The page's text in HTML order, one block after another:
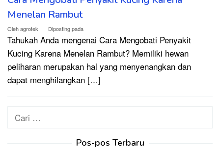
Menelan Rambut
Olehagrotek Diposting pada
Tahukah Anda mengenai Cara Mengobati Penyakit
Kucing Karena Menelan Rambut? Memiliki hewan
peliharan merupakan hal yang menyenangkan dan
dapat menghilangkan […]
Cari
Pos-pos Terbaru